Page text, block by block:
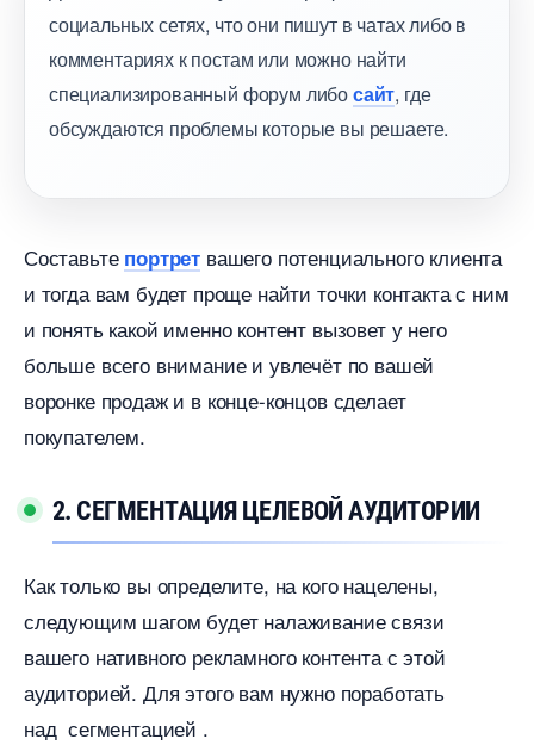
социальных сетях, что они пишут в чатах либо
комментариях к постам или можно найти
специализированный форум либосайт, где
обсуждаются проблемы которые вы решаете.
Составьте портрет ашего потенциального клиента
и тогда вам будет проще найти точки контакта с ним
и понять какой именно контент вызовет у него
ольше всего внимание и увлечёт по вашей
оронке продаж и в конце-концов сделает
покупателем.
2. СЕГМЕНТАЦИЯ ЦЕЛЕВОЙ АУДИТОРИИ
Как только вы определите, на кого нацелены,
следующим шагом будет налаживание связи
ашего нативного рекламного контента с этой
аудиторией. Для этого вам нужно поработать
над сегментацией .